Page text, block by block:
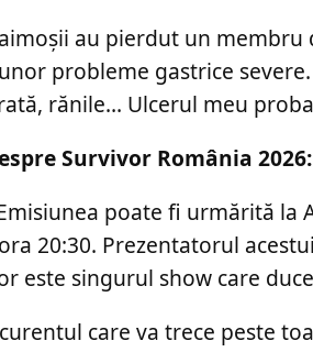
au pierdut un membru
probleme gastrice
rănile… Ulcerul meu
Survivor România 2026:
poate fi urmărită la
20:30. Prezentatorul
este singurul show care
care va trece peste